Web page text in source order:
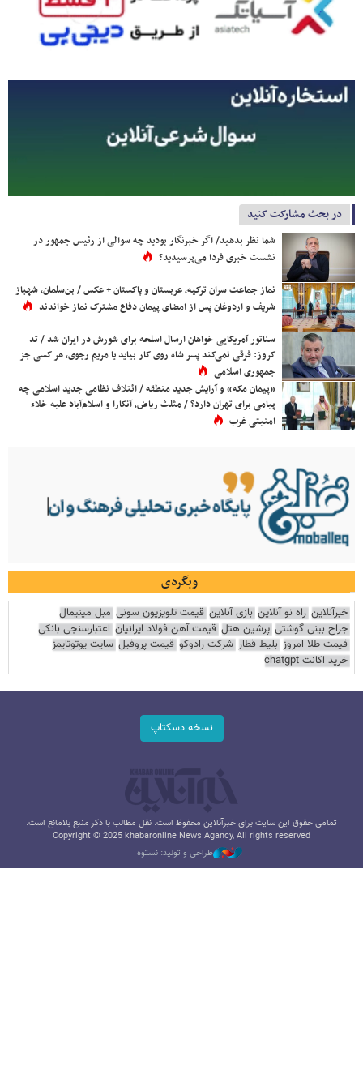
در بحث مشارکت کنید
شما نظر بدهید/ اگر خبرنگار بودید چه سوالی از رئیس جمهور در
نشست خبری فردا می‌پرسیدید؟
نماز جماعت سران ترکیه، عربستان و پاکستان + عکس / بن‌سلمان، شهباز
شریف و اردوغان پس از امضای پیمان دفاع مشترک نماز خواندند
سناتور آمریکایی خواهان ارسال اسلحه برای شورش در ایران شد / تد
کروز: فرقی نمی‌کند پسر شاه روی کار بیاید یا مریم رجوی، هر کسی جز
جمهوری اسلامی
«پیمان مکه» و آرایش جدید منطقه / ائتلاف نظامی جدید اسلامی چه
پیامی برای تهران دارد؟ / مثلث ریاض، آنکارا و اسلام‌آباد علیه خلاء
امنیتی غرب
وبگردی
خبرآنلاین راه نو آنلاین بازی آنلاین قیمت تلویزیون سونی مبل مینیمال
جراح بینی گوشتی پرشین هتل قیمت آهن فولاد ایرانیان اعتبارسنجی بانکی
قیمت طلا امروز بلیط قطار شرکت رادوکو قیمت پروفیل سایت یوتوتایمز
خرید اکانت chatgpt
نسخه دسکتاپ
تمامی حقوق این سایت برای خبرآنلاین محفوظ است. نقل مطالب با ذکر منبع بلامانع است.
Copyright © 2025 khabaronline News Agancy, All rights reserved
طراحی و تولید: نستوه